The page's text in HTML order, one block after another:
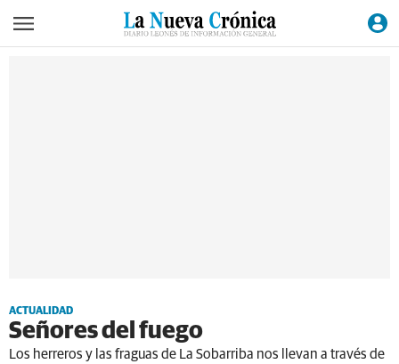
ACTUALIDAD
Señores del fuego
Los herreros y las fraguas de La Sobarriba nos llevan a través de